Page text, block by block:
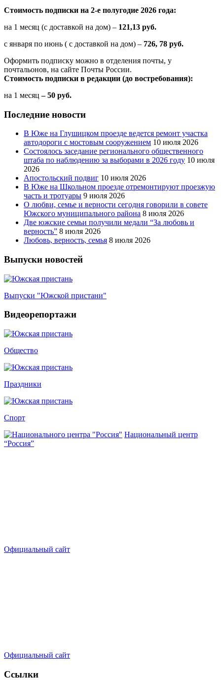
Стоимость подписки на 2-е полугодие 2026 года:
на 1 месяц (с доставкой на дом) – 121,13 руб.
с января по июнь ( с доставкой на дом) – 726, 78 руб.
Оформить подписку можно в отделения почты, у
почтальонов, на сайте Почты России.
Стоимость подписки в редакции (до востребования):
на 1 месяц – 50 руб.
Последние новости
В Юже на Глушицком проезде ведется ремонт участка
автодороги с мостовым сооружением 10 июля 2026
Состоялось заседание регионального общественного
штаба по наблюдению за выборами в 2026 году 10 июля
2026
Апостольский подвиг 10 июля 2026
В Юже на Школьном проезде отремонтируют проезжую
часть и тротуары 9 июля 2026
О любви, семье и верности сегодня говорили в совете
Южского муниципального района 8 июля 2026
Две южские семьи получили медали “За любовь и
верность” 8 июля 2026
Любовь, верность, семья 8 июля 2026
Выпуски новостей
Выпуски "Южской пристани"
Видеорепортажи
Общество
Праздники
Спорт
Национальный центр
“Россия”
Официальный сайт
Официальный сайт
Ссылки